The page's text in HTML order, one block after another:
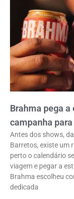
Brahma pega
campanha
Antes dos shows,
Barretos, existe um
perto o calendário
viagem e pegar a
Brahma escolheu
dedicada